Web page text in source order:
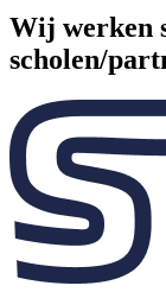
Wij werken
scholen/